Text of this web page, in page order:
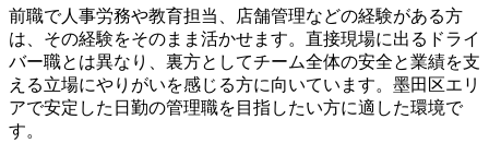
前職で人事労務や教育担当、店舗管理などの経験がある方
は、その経験をそのまま活かせます。直接現場に出るドライ
バー職とは異なり、裏方としてチーム全体の安全と業績を支
える立場にやりがいを感じる方に向いています。墨田区エリ
アで安定した日勤の管理職を目指したい方に適した環境で
す。